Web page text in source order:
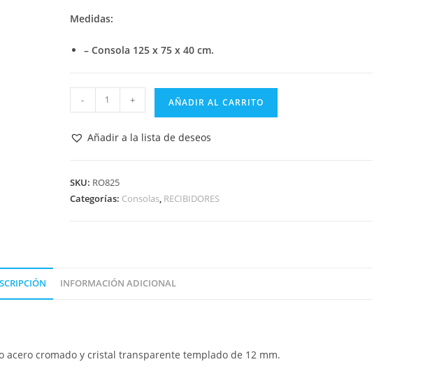
Medidas:
– Consola 125 x 75 x 40 cm.
CONSOLA
RECIBIDOR
- + AÑADIR AL CARRITO
Añadir a la lista de deseos
SKU: RO825
Categorías: Consolas, RECIBIDORES
INFORMACIÓN ADICIONAL
acero cromado y cristal transparente templado de 12 mm.